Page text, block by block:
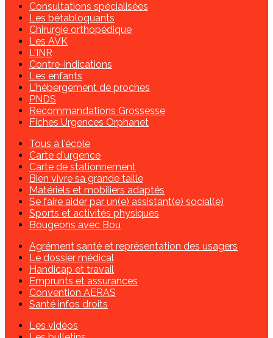
Consultations spécialisées
Les bétabloquants
Chirurgie orthopédique
Les AVK
L'INR
Contre-indications
Les enfants
L'hébergement de proches
PNDS
Recommandations Grossesse
Fiches Urgences Orphanet
Tous à l'école
Carte d'urgence
Carte de stationnement
Bien vivre sa grande taille
Matériels et mobiliers adaptés
Se faire aider par un(e) assistant(e) social(e)
Sports et activités physiques
Bougeons avec Bou
Agrément santé et représentation des usagers
Le dossier médical
Handicap et travail
Emprunts et assurances
Convention AERAS
Santé infos droits
Les vidéos